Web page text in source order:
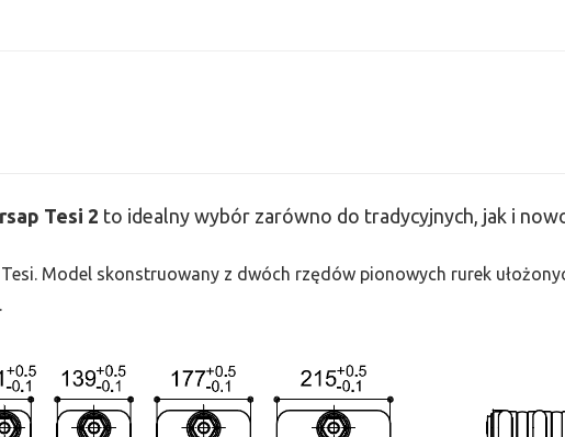
Tesi 2 to idealny wybór zarówno do tradycyjnych, jak i
Model skonstruowany z dwóch rzędów pionowych rurek